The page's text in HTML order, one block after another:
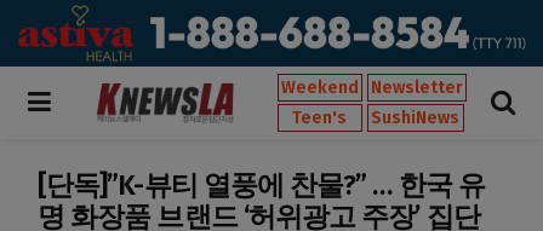
Weekend
Newsletter
Teen's
SushiNews
[단독]”K-뷰티 열풍에 찬물?” … 한국 유
명 화장품 브랜드 ‘허위광고 주장’ 집단